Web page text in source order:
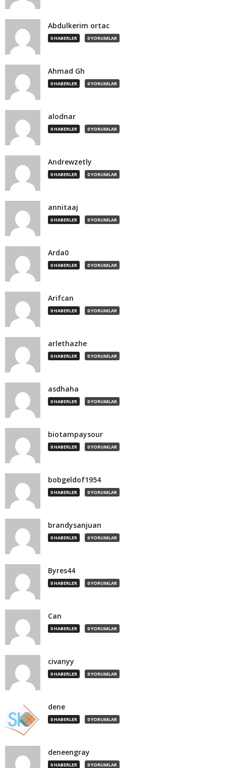
Abdulkerim ortac
0 HABERLER 0 YORUMLAR
Ahmad Gh
0 HABERLER 0 YORUMLAR
alodnar
0 HABERLER 0 YORUMLAR
Andrewzetly
0 HABERLER 0 YORUMLAR
annitaaj
0 HABERLER 0 YORUMLAR
Arda0
0 HABERLER 0 YORUMLAR
Arifcan
0 HABERLER 0 YORUMLAR
arlethazhe
0 HABERLER 0 YORUMLAR
asdhaha
0 HABERLER 0 YORUMLAR
biotampaysour
0 HABERLER 0 YORUMLAR
bobgeldof1954
0 HABERLER 0 YORUMLAR
brandysanjuan
0 HABERLER 0 YORUMLAR
Byres44
0 HABERLER 0 YORUMLAR
Can
0 HABERLER 0 YORUMLAR
civanyy
0 HABERLER 0 YORUMLAR
dene
0 HABERLER 0 YORUMLAR
deneengray
0 HABERLER 0 YORUMLAR